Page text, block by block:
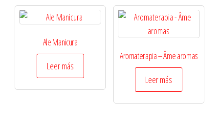
Ale Manicura
Leer más
Aromaterapia – Âme aromas
Leer más